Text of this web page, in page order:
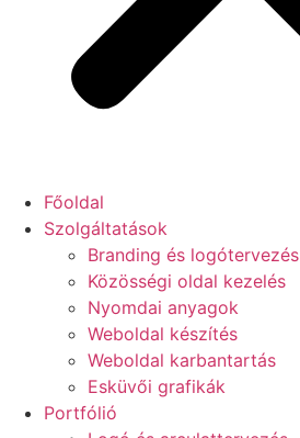
Főoldal
Szolgáltatások
Branding és logótervezés
Közösségi oldal kezelés
Nyomdai anyagok
Weboldal készítés
Weboldal karbantartás
Esküvői grafikák
Portfólió